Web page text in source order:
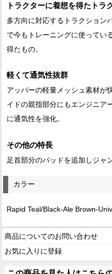
トラクターに着想を得たトラ
多方向に対応するトラクション
で今もトレーニングに使ってい
得たもの。
軽くて通気性抜群
アッパーの軽量メッシュ素材が
イドの親指部分にもエンジニア
に通気性を強化。
その他の特長
足首部分のパッドを追加しジャ
カラー
Rapid Teal/Black-Ale Brown-
商品についてのお問い合わせ
お気に入りに登録